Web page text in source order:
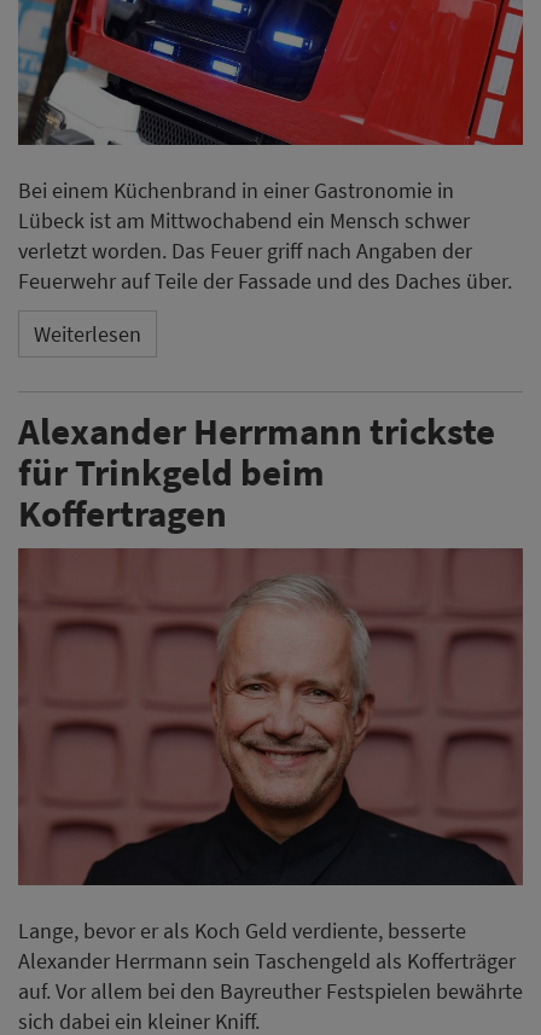
Bei einem Küchenbrand in einer Gastronomie in
Lübeck ist am Mittwochabend ein Mensch schwer
verletzt worden. Das Feuer griff nach Angaben der
Feuerwehr auf Teile der Fassade und des Daches über.
Weiterlesen
Alexander Herrmann trickste
für Trinkgeld beim
Koffertragen
Lange, bevor er als Koch Geld verdiente, besserte
Alexander Herrmann sein Taschengeld als Kofferträger
auf. Vor allem bei den Bayreuther Festspielen bewährte
sich dabei ein kleiner Kniff.